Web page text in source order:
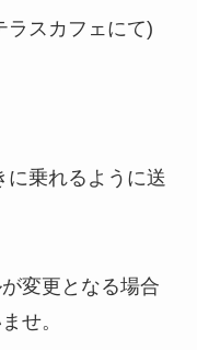
ラスカフェにて)
に乗れるように送
変更となる場合
せ。